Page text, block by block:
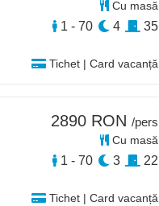
Tichet | Card vacanță
Cu masă
1 - 70 4 35
Tichet | Card vacanță
2890 RON /pers
Cu masă
1 - 70 3 22